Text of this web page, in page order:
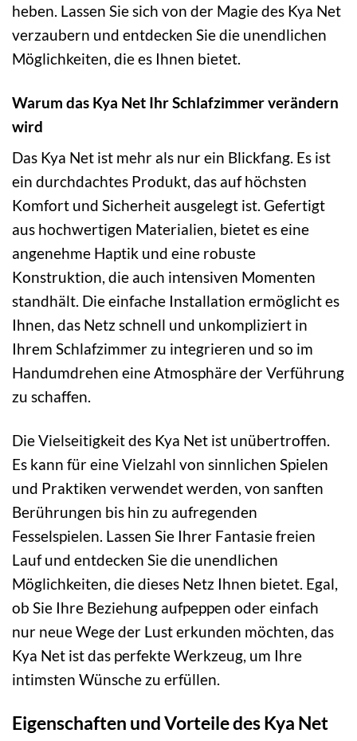
heben. Lassen Sie sich von der Magie des Kya Net
verzaubern und entdecken Sie die unendlichen
Möglichkeiten, die es Ihnen bietet.
Warum das Kya Net Ihr Schlafzimmer verändern
wird
Das Kya Net ist mehr als nur ein Blickfang. Es ist
ein durchdachtes Produkt, das auf höchsten
Komfort und Sicherheit ausgelegt ist. Gefertigt
aus hochwertigen Materialien, bietet es eine
angenehme Haptik und eine robuste
Konstruktion, die auch intensiven Momenten
standhält. Die einfache Installation ermöglicht es
Ihnen, das Netz schnell und unkompliziert in
Ihrem Schlafzimmer zu integrieren und so im
Handumdrehen eine Atmosphäre der Verführung
zu schaffen.
Die Vielseitigkeit des Kya Net ist unübertroffen.
Es kann für eine Vielzahl von sinnlichen Spielen
und Praktiken verwendet werden, von sanften
Berührungen bis hin zu aufregenden
Fesselspielen. Lassen Sie Ihrer Fantasie freien
Lauf und entdecken Sie die unendlichen
Möglichkeiten, die dieses Netz Ihnen bietet. Egal,
ob Sie Ihre Beziehung aufpeppen oder einfach
nur neue Wege der Lust erkunden möchten, das
Kya Net ist das perfekte Werkzeug, um Ihre
intimsten Wünsche zu erfüllen.
Eigenschaften und Vorteile des Kya Net